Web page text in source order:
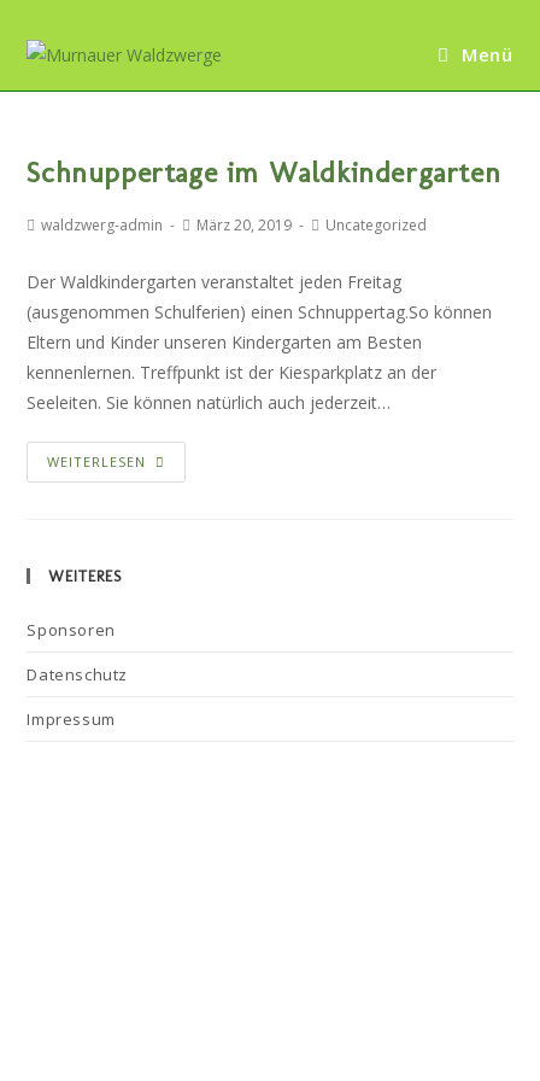
Menü
Schnuppertage im Waldkindergarten
waldzwerg-admin März 20, 2019 Uncategorized
Der Waldkindergarten veranstaltet jeden Freitag
(ausgenommen Schulferien) einen Schnuppertag.So können
Eltern und Kinder unseren Kindergarten am Besten
kennenlernen. Treffpunkt ist der Kiesparkplatz an der
Seeleiten. Sie können natürlich auch jederzeit…
WEITERLESEN
WEITERES
Sponsoren
Datenschutz
Impressum